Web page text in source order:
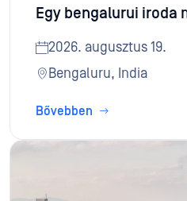
Egy bengalurui iroda
2026. augusztus 19.
Bengaluru, India
Bővebben